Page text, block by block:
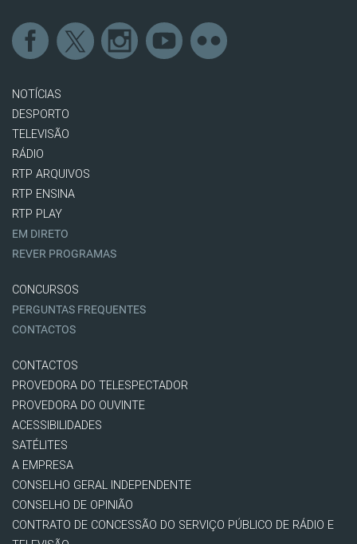
NOTÍCIAS
DESPORTO
TELEVISÃO
RÁDIO
RTP ARQUIVOS
RTP ENSINA
RTP PLAY
EM DIRETO
REVER PROGRAMAS
CONCURSOS
PERGUNTAS FREQUENTES
CONTACTOS
CONTACTOS
PROVEDORA DO TELESPECTADOR
PROVEDORA DO OUVINTE
ACESSIBILIDADES
SATÉLITES
A EMPRESA
CONSELHO GERAL INDEPENDENTE
CONSELHO DE OPINIÃO
CONTRATO DE CONCESSÃO DO SERVIÇO PÚBLICO DE RÁDIO E